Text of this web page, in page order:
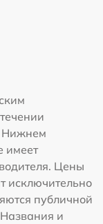
Нижнем
имеет
Цены
исключительно
публичной
и